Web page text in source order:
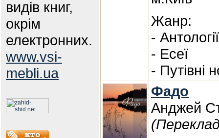
видів книг,
окрім
електронних.
www.vsi-
mebli.ua
Жанр:
-
- Есеї
- Путівні
Фадо
Анджей